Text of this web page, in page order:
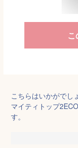
こちらはいかがでし
マイティトップ
す。